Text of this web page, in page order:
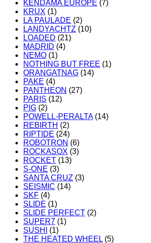
KENDAMA EUROPE (7)
KRUX (1)
LA PAULADE (2)
LANDYACHTZ (10)
LOADED (21)
MADRID (4)
NEMO (1)
NOTHING BUT FREE (1)
ORANGATNAG (14)
PAKE (4)
PANTHEON (27)
PARIS (12)
PIG (2)
POWELL-PERALTA (14)
REBIRTH (2)
RIPTIDE (24)
ROBOTRON (6)
ROCKASOX (3)
ROCKET (13)
S-ONE (3)
SANTA CRUZ (3)
SEISMIC (14)
SKF (4)
SLIDE (1)
SLIDE PERFECT (2)
SUPER7 (1)
SUSHI
(1)
THE HEATED WHEEL (5)